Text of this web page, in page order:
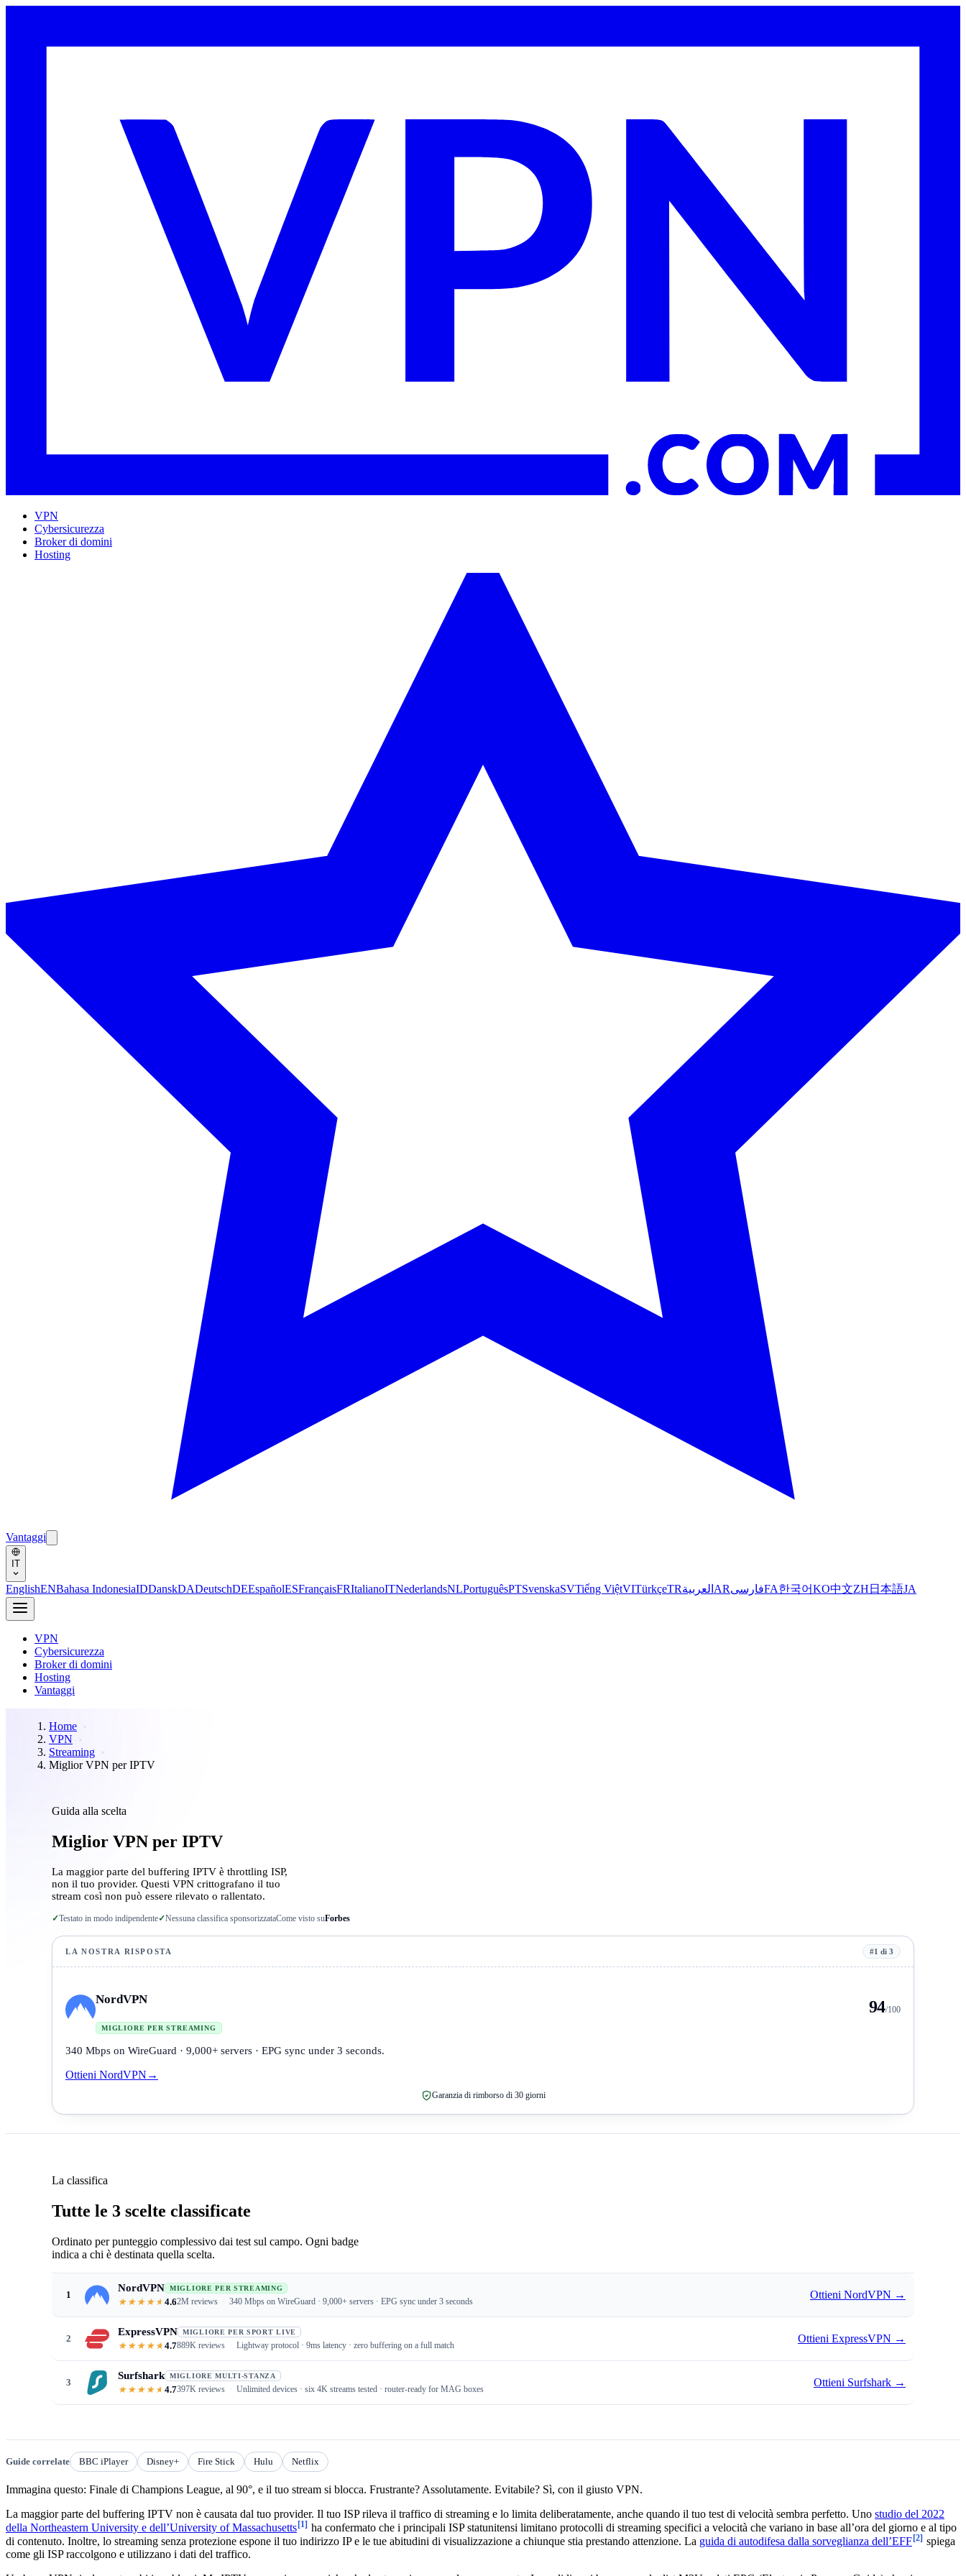
VPN
Cybersicurezza
Broker di domini
Hosting
Vantaggi
IT
EnglishENBahasa IndonesiaIDDanskDADeutschDEEspañolESFrançaisFRItalianoITNederlandsNLPortuguêsPTSvenskaSVTiếng ViệtVITürkçeTRالعربية ARفارسیFA한국어KO中文ZH 日本語JA
VPN
Cybersicurezza
Broker di domini
Hosting
Vantaggi
Home
VPN
Streaming
Miglior VPN per IPTV
Guida alla scelta
Miglior VPN per IPTV
La maggior parte del buffering IPTV è throttling ISP,
non il tuo provider. Questi VPN crittografano il tuo
stream così non può essere rilevato o rallentato.
✓Testato in modo indipendente✓Nessuna classifica sponsorizzataCome visto suForbes
LA NOSTRA RISPOSTA #1 di 3
NordVPN
MIGLIORE PER STREAMING
94/100
340 Mbps on WireGuard · 9,000+ servers · EPG sync under 3 seconds.
Ottieni NordVPN →
Garanzia di rimborso di 30 giorni
La classifica
Tutte le 3 scelte classificate
Ordinato per punteggio complessivo dai test sul campo. Ogni badge
indica a chi è destinata quella scelta.
1
NordVPN MIGLIORE PER STREAMING
4.62M reviews 340 Mbps on WireGuard · 9,000+ servers · EPG sync under 3 seconds
Ottieni NordVPN →
2
ExpressVPN MIGLIORE PER SPORT LIVE
4.7889K reviews Lightway protocol · 9ms latency · zero buffering on a full match
Ottieni ExpressVPN →
3
Surfshark MIGLIORE MULTI-STANZA
4.7397K reviews Unlimited devices · six 4K streams tested · router-ready for MAG boxes
Ottieni Surfshark →
Guide correlate BBC iPlayer Disney+ Fire Stick Hulu Netflix
Immagina questo: Finale di Champions League, al 90°, e il tuo stream si blocca. Frustrante? Assolutamente. Evitabile? Sì, con il giusto VPN.
La maggior parte del buffering IPTV non è causata dal tuo provider. Il tuo ISP rileva il traffico di streaming e lo limita deliberatamente, anche quando il tuo test di velocità sembra perfetto. Uno studio del 2022
della Northeastern University e dell’University of Massachusetts [1] ha confermato che i principali ISP statunitensi limitano protocolli di streaming specifici a velocità che variano in base all’ora del giorno e al tipo
di contenuto. Inoltre, lo streaming senza protezione espone il tuo indirizzo IP e le tue abitudini di visualizzazione a chiunque stia prestando attenzione. La guida di autodifesa dalla sorveglianza dell’EFF [2] spiega
come gli ISP raccolgono e utilizzano i dati del traffico.